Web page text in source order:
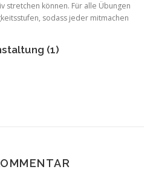
stretchen können. Für alle Übungen
sodass jeder mitmachen
(1)